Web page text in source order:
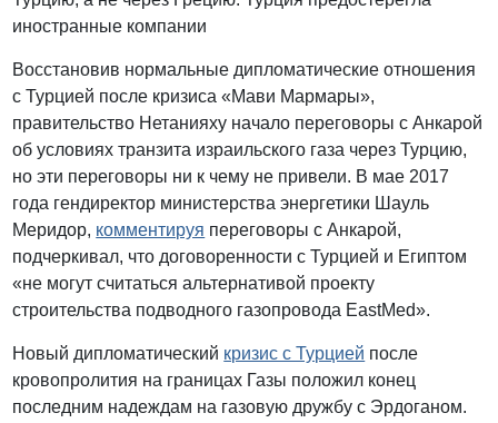
иностранные компании
Восстановив нормальные дипломатические отношения
с Турцией после кризиса «Мави Мармары»,
правительство Нетанияху начало переговоры с Анкарой
об условиях транзита израильского газа через Турцию,
но эти переговоры ни к чему не привели. В мае 2017
года гендиректор министерства энергетики Шауль
Меридор, комментируя переговоры с Анкарой,
подчеркивал, что договоренности с Турцией и Египтом
«не могут считаться альтернативой проекту
строительства подводного газопровода EastMed».
Новый дипломатический кризис с Турцией после
кровопролития на границах Газы положил конец
последним надеждам на газовую дружбу с Эрдоганом.